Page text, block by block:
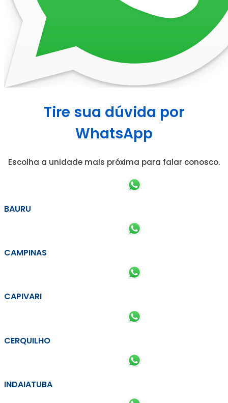
Tire sua dúvida por
WhatsApp
Escolha a unidade mais próxima para falar conosco.
BAURU
CAMPINAS
CAPIVARI
CERQUILHO
INDAIATUBA